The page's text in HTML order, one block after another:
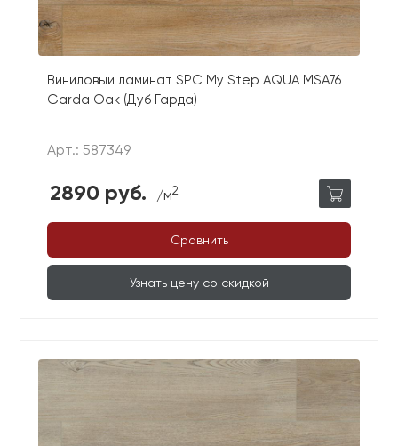
ОТПРАВИТЬ
Ваши данные не будут переданы третьим
лицам
Ваши данные не будут переданы третьим
лицам
Виниловый ламинат SPC My Step AQUA MSA76
Garda Oak (Дуб Гарда)
Арт.: 587349
2890 руб. /м2
Сравнить
Узнать цену со скидкой